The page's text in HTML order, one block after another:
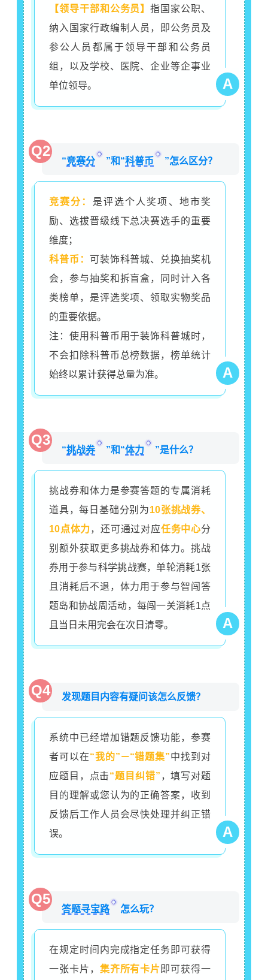
【领导干部和公务员】指国家公职、
纳入国家行政编制人员，即公务员及
参公人员都属于领导干部和公务员
组，以及学校、医院、企业等企事业
单位领导。
A
Q2
“竞赛分 ”和“科普币 ”怎么区分？
竞赛分： 是评选个人奖项、地市奖
励、选拔晋级线下总决赛选手的重要
维度；
科普币： 可装饰科普城、兑换抽奖机
会，参与抽奖和拆盲盒，同时计入各
类榜单，是评选奖项、领取实物奖品
的重要依据。
注：使用科普币用于装饰科普城时，
不会扣除科普币总榜数据，榜单统计
始终以累计获得总量为准。
A
Q3
“挑战券 ”和“体力 ”是什么？
挑战券和体力是参赛答题的专属消耗
道具，每日基础分别为10张挑战券、
10点体力，还可通过对应任务中心分
别额外获取更多挑战券和体力。挑战
券用于参与科学挑战赛，单轮消耗1张
且消耗后不退，体力用于参与智闯答
题岛和协战周活动，每闯一关消耗1点
且当日未用完会在次日清零。
A
Q4 发现题目内容有疑问该怎么反馈？
系统中已经增加错题反馈功能，参赛
者可以在“我的”－“错题集”中找到对
应题目，点击“题目纠错” ，填写对题
目的理解或您认为的正确答案，收到
反馈后工作人员会尽快处理并纠正错
误。
A
Q5
答题寻宝路 怎么玩？
在规定时间内完成指定任务即可获得
一张卡片， 集齐所有卡片 即可获得一